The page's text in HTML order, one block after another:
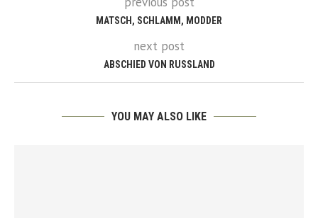
MATSCH, SCHLAMM, MODDER
next post
ABSCHIED VON RUSSLAND
YOU MAY ALSO LIKE